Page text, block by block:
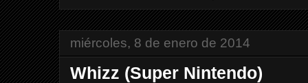
miércoles, 8 de enero de 2014
Whizz (Super Nintendo)